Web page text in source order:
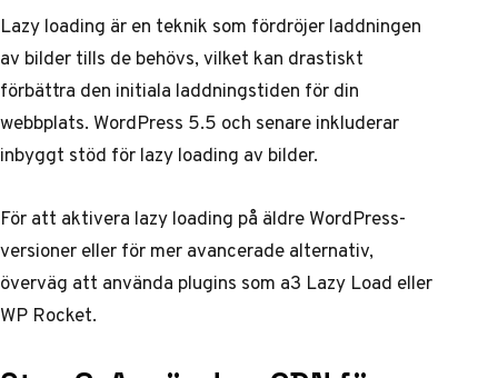
Lazy loading är en teknik som fördröjer laddningen
av bilder tills de behövs, vilket kan drastiskt
förbättra den initiala laddningstiden för din
webbplats. WordPress 5.5 och senare inkluderar
inbyggt stöd för lazy loading av bilder.
För att aktivera lazy loading på äldre WordPress-
versioner eller för mer avancerade alternativ,
överväg att använda plugins som a3 Lazy Load eller
WP Rocket.